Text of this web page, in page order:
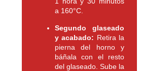
a 160°C.
Segundo glaseado
y acabado: Retira la
pierna del horno y
báñala con el resto
del glaseado. Sube la